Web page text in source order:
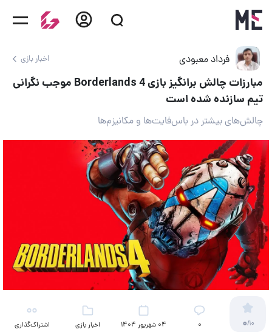
فرداد معبودی اخبار بازی
مبارزات چالش برانگیز بازی Borderlands 4 موجب نگرانی
تیم سازنده شده است
چالش‌های بیشتر در باس‌فایت‌ها و مکانیزم‌ها
0/10 ۰ 04 شهریور 1404 اخبار بازی اشتراک‌گذاری